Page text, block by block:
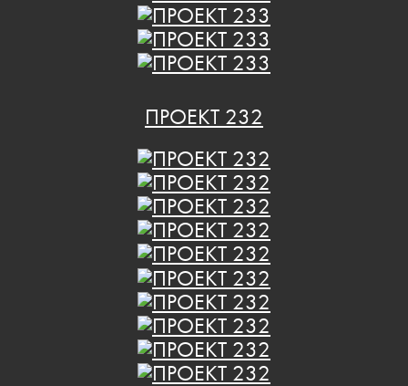
ПРОЕКТ 232